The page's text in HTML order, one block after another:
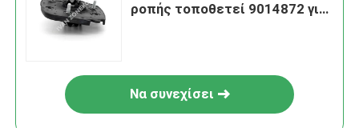
ροπής τοποθετεί 9014872 για
Να συνεχίσει